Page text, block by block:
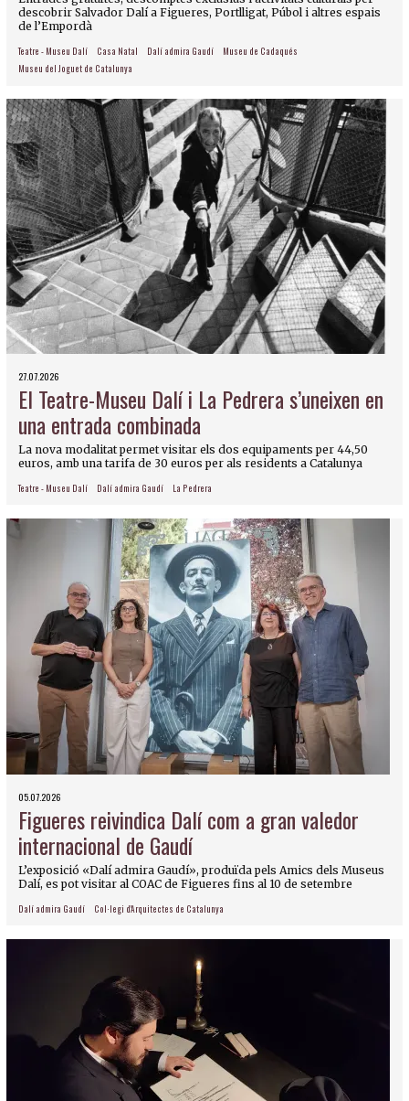
descobrir Salvador Dalí a Figueres, Portlligat, Púbol i altres espais
de l’Empordà
Teatre - Museu Dalí Casa Natal Dalí admira Gaudí
Museu de Cadaqués
Museu del Joguet de Catalunya
27.07.2026
El Teatre-Museu Dalí i La Pedrera s’uneixen en
una entrada combinada
La nova modalitat permet visitar els dos equipaments per 44,50
euros, amb una tarifa de 30 euros per als residents a Catalunya
Teatre - Museu Dalí Dalí admira Gaudí La Pedrera
05.07.2026
Figueres reivindica Dalí com a gran valedor
internacional de Gaudí
L’exposició «Dalí admira Gaudí», produïda pels Amics dels Museus
Dalí, es pot visitar al COAC de Figueres fins al 10 de setembre
Dalí admira Gaudí Col·legi d'Arquitectes de Catalunya